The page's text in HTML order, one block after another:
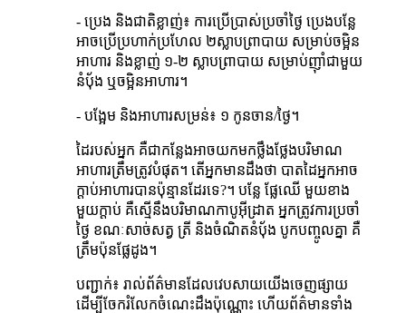
- ប្រេង និង​ជាតិ​ខ្លាញ់៖ ការ​ប្រើ​ប្រាស់​ប្រចាំ​ថ្ងៃ ប្រេង​បន្លែ​
អាច​ប្រើ​ប្រហាក់​ប្រហែល ២ស្លាប​ព្រា​បាយ សម្រាប់​ចម្អិន​
អាហារ និង​ខ្លាញ់ ១-២ ស្លាប​ព្រា​បាយ សម្រាប់​ញ៉ាំ​ជា​មួយ​
នំបុ័ង ឬ​ចម្អិន​អាហារ។
- បង្អែម និង​អាហារ​សម្រន់៖ ១ កូន​ចាន/ថ្ងៃ។
​​ដៃ​របស់អ្នក គឺ​ជាកន្លែង​អាច​យក​មក​ថ្លឹង​ថ្លែង​បរិមាណ​
អាហារ​ត្រឹម​ត្រូវ​បំផុត។ តើអ្នក​មាន​ដឹង​ថា បាត​ដៃ​អ្នក​អាច​
ក្តាប់​អាហារ​បាន​ប៉ុន្មាន​ដែរ​ទេ?។ បន្លែ​ ផ្លែឈើ មួយ​ខាង​
មួយ​ក្តាប់ គឺ​ស្មើ​នឹង​បរិមាណ​កាបូអ៊ីដ្រាត អ្នកត្រូវការ​ប្រចាំ​
ថ្ងៃ ខណៈ​សាច់​សត្វ ត្រី និង​ចំណិត​នំបុ័ង បូក​បញ្ចូល​គ្នា គឺ​
ត្រឹម​ប៉ុន​ផ្លែ​ដូង។
បញ្ជាក់៖ រាល់ព័ត៌មានដែលវេបសាយយើងចេញផ្សាយ
ដើម្បីចែករំលែកចំណេះដឹងប៉ុណ្ណោះ ហើយព័ត៌មានទាំង